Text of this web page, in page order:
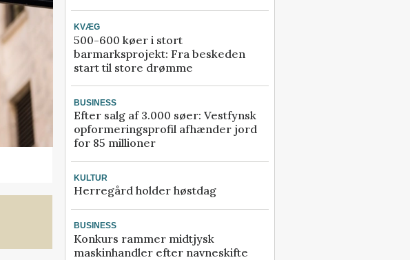
KVÆG
500-600 køer i stort
barmarksprojekt: Fra beskeden
start til store drømme
BUSINESS
Efter salg af 3.000 søer: Vestfynsk
opformeringsprofil afhænder jord
for 85 millioner
KULTUR
Herregård holder høstdag
BUSINESS
Konkurs rammer midtjysk
maskinhandler efter navneskifte